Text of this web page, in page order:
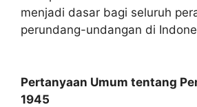
menjadi dasar bagi seluruh
perundang-undangan di
Pertanyaan Umum tentang
1945